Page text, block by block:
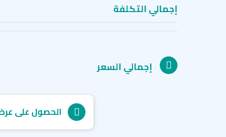
إجمالي التكلفة
إجمالي السعر
الحصول على